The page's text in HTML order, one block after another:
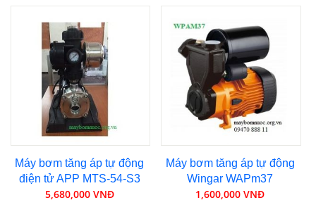
Máy bơm tăng áp tự động
điện tử APP MTS-54-S3
5,680,000 VNĐ
Máy bơm tăng áp tự động
Wingar WAPm37
1,600,000 VNĐ